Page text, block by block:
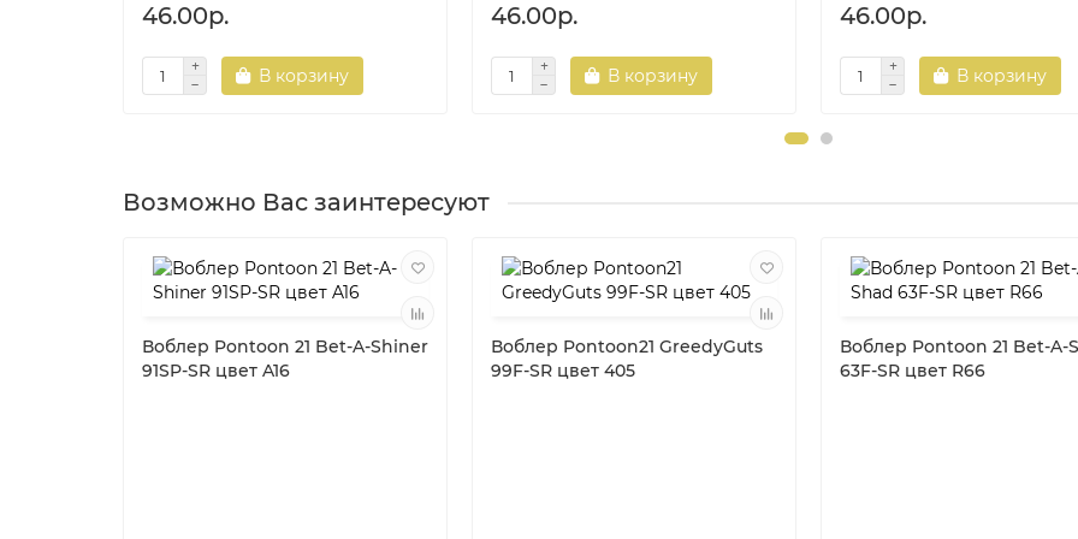
46.00р.
В корзину
46.00р.
В корзину
46.00р.
В корзину
Возможно Вас заинтересуют
Воблер Pontoon 21 Bet-A-Shiner
91SP-SR цвет A16
Воблер Pontoon21 GreedyGuts
99F-SR цвет 405
Воблер Pontoon 21 Bet-A-
63F-SR цвет R66